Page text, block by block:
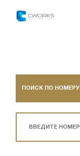
ПОИСК ПО НОМЕРУ